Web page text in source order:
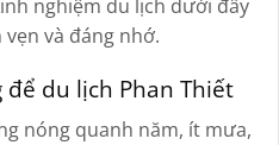
nghiệm du lịch dưới đây
và đáng nhớ.
du lịch Phan Thiết
nóng quanh năm, ít mưa,